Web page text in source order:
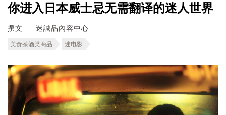
你进入日本威士忌无需翻译的迷人世界
撰文 迷誠品內容中心
美食茶酒类商品 迷电影